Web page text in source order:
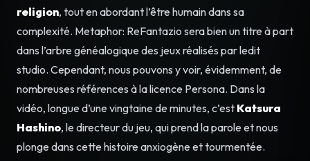
religion, tout en abordant l’être humain dans sa
complexité. Metaphor: ReFantazio sera bien un titre à part
dans l’arbre généalogique des jeux réalisés par ledit
studio. Cependant, nous pouvons y voir, évidemment, de
nombreuses références à la licence Persona. Dans la
vidéo, longue d’une vingtaine de minutes, c’est Katsura
Hashino, le directeur du jeu, qui prend la parole et nous
plonge dans cette histoire anxiogène et tourmentée.